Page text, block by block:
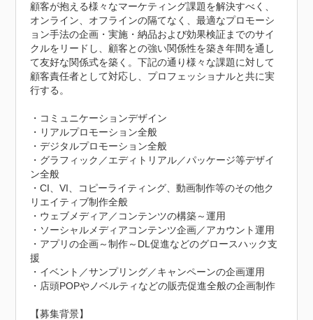
顧客が抱える様々なマーケティング課題を解決すべく、
オンライン、オフラインの隔てなく、最適なプロモーシ
ョン手法の企画・実施・納品および効果検証までのサイ
クルをリードし、顧客との強い関係性を築き年間を通し
て友好な関係式を築く。下記の通り様々な課題に対して
顧客責任者として対応し、プロフェッショナルと共に実
行する。
・コミュニケーションデザイン
・リアルプロモーション全般
・デジタルプロモーション全般
・グラフィック／エディトリアル／パッケージ等デザイ
ン全般
・CI、VI、コピーライティング、動画制作等のその他ク
リエイティブ制作全般
・ウェブメディア／コンテンツの構築～運用
・ソーシャルメディアコンテンツ企画／アカウント運用
・アプリの企画～制作～DL促進などのグロースハック支
援
・イベント／サンプリング／キャンペーンの企画運用
・店頭POPやノベルティなどの販売促進全般の企画制作
【募集背景】